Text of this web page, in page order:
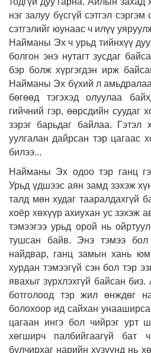
нэг залуу бүсгүй сэтгэл
сэтгэлийг юунаас ч илүү
Найманы Эх ч урьд тийнхүү
болгон энэ нутагт зусдаг
бэр болж хүргэгдэн ирж
Найманы Эх бүхий л амьдралаа
бөгөөд тэгэхэд олуулаа
гийчний гэр, өөрсдийн суудаг
зэрэг барьдаг байлаа. Гэтэл
уулгалан дайрсан тэр цагаас
билээ...
Найманы Эх одоо тэр ганц
Урьд үдшээс аян замд зэхэж
талд мөн худаг тааралдахгүй
хоёр хөхүүр ахиухан ус зэхэж
тэмээгээ урьд орой нь
тушсан байв. Энэ тэмээ
найдвар, ганц замын хань
хурдан тэмээгүй сэн бол тэр
явахыг зүрхлэхгүй байсан
ботголоод тэр жил өнждөг
болохоор ид сайхан
цагаан ингэ бол чийрэг урт
хөгширч палбийгаагүй бат
булчирхаг нарийн хүзүүнд нь